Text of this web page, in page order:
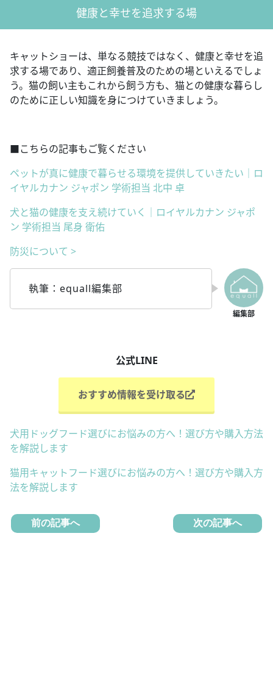
健康と幸せを追求する場
キャットショーは、単なる競技ではなく、健康と幸せを追
求する場であり、適正飼養普及のための場といえるでしょ
う。猫の飼い主もこれから飼う方も、猫との健康な暮らし
のために正しい知識を身につけていきましょう。
■こちらの記事もご覧ください
ペットが真に健康で暮らせる環境を提供していきたい｜ロ
イヤルカナン ジャポン 学術担当 北中 卓
犬と猫の健康を支え続けていく｜ロイヤルカナン ジャポ
ン 学術担当 尾身 衛佑
防災について >
執筆：equall編集部
公式LINE
おすすめ情報を受け取る
犬用ドッグフード選びにお悩みの方へ！選び方や購入方法
を解説します
猫用キャットフード選びにお悩みの方へ！選び方や購入方
法を解説します
前の記事へ 次の記事へ